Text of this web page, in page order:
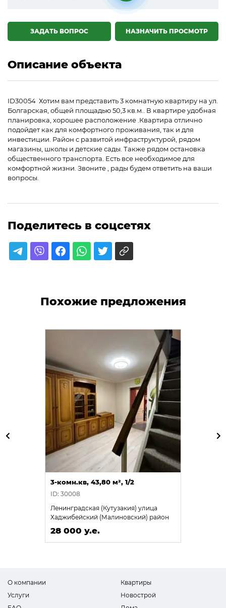
☎
НАЗНАЧИТЬ ПРОСМОТР
ЗАДАТЬ ВОПРОС
Описание объекта
ID30054 Хотим вам представить 3 комнатную квартиру на ул.
Болгарская, общей площадью 50,3 кв.м.. В квартире удобная
планировка, хорошее расположение .Квартира отлично
подойдет как для комфортного проживания, так и для
инвестиции. Район с развитой инфраструктурой, рядом
магазины, школы и детские сады. Также рядом остановка
общественного транспорта. Есть все необходимое для
комфортной жизни. Звоните , рады будем ответить на ваши
вопросы.
Поделитесь в соцсетях
Похожие предложения
3-комн.кв, 43,80 м², 1/2
ID: 30008
Ленинградская (Кутузакия) улица
Хаджибейский (Малиновский) район
28 000 у.е.
О компании
Услуги
Квартиры
Новострой